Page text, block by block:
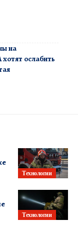
на
ослабить
Технологии
Технологии